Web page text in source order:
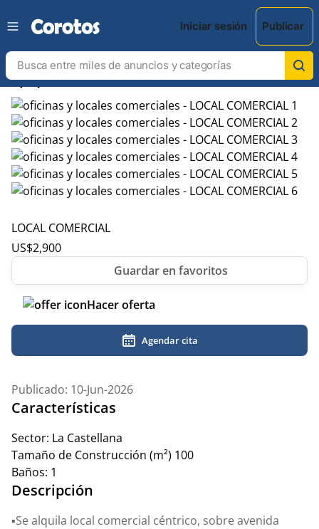
Iniciar sesión Publicar
chevron_leftchevron_right
LOCAL COMERCIAL
US$2,900
Hacer oferta
Agendar cita
Publicado: 10-Jun-2026
Características
Sector: La Castellana
Tamaño de Construcción (m²) 100
Baños: 1
Descripción
▪️Se alquila local comercial céntrico, sobre avenida